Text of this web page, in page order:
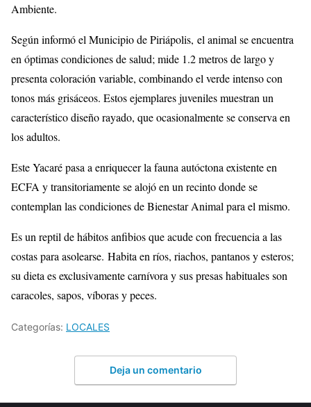
Ambiente.
Según informó el Municipio de Piriápolis, el animal se encuentra
en óptimas condiciones de salud; mide 1.2 metros de largo y
presenta coloración variable, combinando el verde intenso con
tonos más grisáceos. Estos ejemplares juveniles muestran un
característico diseño rayado, que ocasionalmente se conserva en
los adultos.
Este Yacaré pasa a enriquecer la fauna autóctona existente en
ECFA y transitoriamente se alojó en un recinto donde se
contemplan las condiciones de Bienestar Animal para el mismo.
Es un reptil de hábitos anfibios que acude con frecuencia a las
costas para asolearse. Habita en ríos, riachos, pantanos y esteros;
su dieta es exclusivamente carnívora y sus presas habituales son
caracoles, sapos, víboras y peces.
Categorías: LOCALES
Deja un comentario